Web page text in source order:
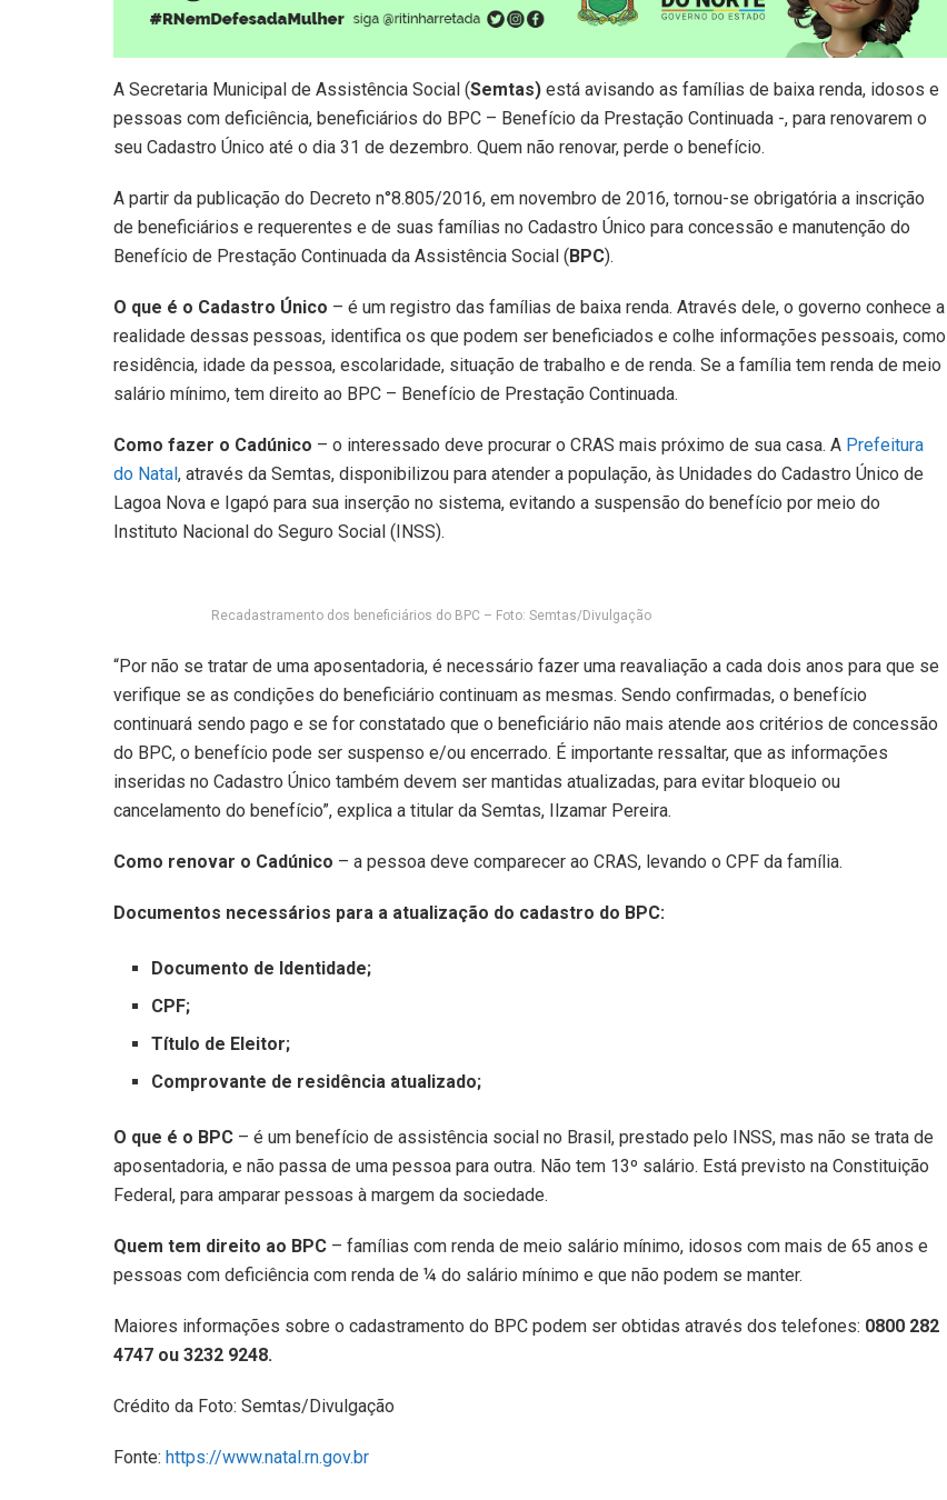
A Secretaria Municipal de Assistência Social (Semtas) está avisando as famílias de baixa renda, idosos e
pessoas com deficiência, beneficiários do BPC – Benefício da Prestação Continuada -, para renovarem o
seu Cadastro Único até o dia 31 de dezembro. Quem não renovar, perde o benefício.
A partir da publicação do Decreto n°8.805/2016, em novembro de 2016, tornou-se obrigatória a inscrição
de beneficiários e requerentes e de suas famílias no Cadastro Único para concessão e manutenção do
Benefício de Prestação Continuada da Assistência Social (BPC).
O que é o Cadastro Único – é um registro das famílias de baixa renda. Através dele, o governo conhece a
realidade dessas pessoas, identifica os que podem ser beneficiados e colhe informações pessoais, como
residência, idade da pessoa, escolaridade, situação de trabalho e de renda. Se a família tem renda de meio
salário mínimo, tem direito ao BPC – Benefício de Prestação Continuada.
Como fazer o Cadúnico – o interessado deve procurar o CRAS mais próximo de sua casa. A Prefeitura
do Natal, através da Semtas, disponibilizou para atender a população, às Unidades do Cadastro Único de
Lagoa Nova e Igapó para sua inserção no sistema, evitando a suspensão do benefício por meio do
Instituto Nacional do Seguro Social (INSS).
Recadastramento dos beneficiários do BPC – Foto: Semtas/Divulgação
“Por não se tratar de uma aposentadoria, é necessário fazer uma reavaliação a cada dois anos para que se
verifique se as condições do beneficiário continuam as mesmas. Sendo confirmadas, o benefício
continuará sendo pago e se for constatado que o beneficiário não mais atende aos critérios de concessão
do BPC, o benefício pode ser suspenso e/ou encerrado. É importante ressaltar, que as informações
inseridas no Cadastro Único também devem ser mantidas atualizadas, para evitar bloqueio ou
cancelamento do benefício”, explica a titular da Semtas, Ilzamar Pereira.
Como renovar o Cadúnico – a pessoa deve comparecer ao CRAS, levando o CPF da família.
Documentos necessários para a atualização do cadastro do BPC:
Documento de Identidade;
CPF;
Título de Eleitor;
Comprovante de residência atualizado;
O que é o BPC – é um benefício de assistência social no Brasil, prestado pelo INSS, mas não se trata de
aposentadoria, e não passa de uma pessoa para outra. Não tem 13º salário. Está previsto na Constituição
Federal, para amparar pessoas à margem da sociedade.
Quem tem direito ao BPC – famílias com renda de meio salário mínimo, idosos com mais de 65 anos e
pessoas com deficiência com renda de ¼ do salário mínimo e que não podem se manter.
Maiores informações sobre o cadastramento do BPC podem ser obtidas através dos telefones: 0800 282
4747 ou 3232 9248.
Crédito da Foto: Semtas/Divulgação
Fonte: https://www.natal.rn.gov.br